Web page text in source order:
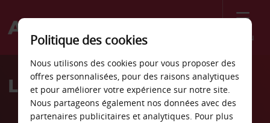
Menu
Welcome
AvisLocation de voiture Ocala
Politique des cookies
Nous utilisons des cookies pour vous proposer des
offres personnalisées, pour des raisons analytiques
et pour améliorer votre expérience sur notre site.
Nous partageons également nos données avec des
partenaires publicitaires et analytiques. Pour plus